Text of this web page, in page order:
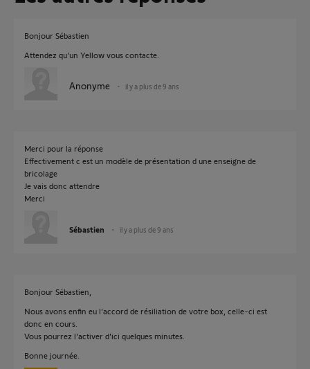
Bonjour Sébastien
Attendez qu'un Yellow vous contacte.
Anonyme il y a plus de 9 ans
Merci pour la réponse
Effectivement c est un modèle de présentation d une enseigne de
bricolage
Je vais donc attendre
Merci
Sébastien il y a plus de 9 ans
Bonjour Sébastien,
Nous avons enfin eu l'accord de résiliation de votre box, celle-ci est
donc en cours.
Vous pourrez l'activer d'ici quelques minutes.
Bonne journée.